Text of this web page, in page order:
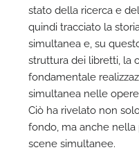
stato della ricerca e
quindi tracciato la
simultanea e, su
struttura dei libretti, la
fondamentale
simultanea nelle
Ciò ha rivelato non
fondo, ma anche
scene simultanee.